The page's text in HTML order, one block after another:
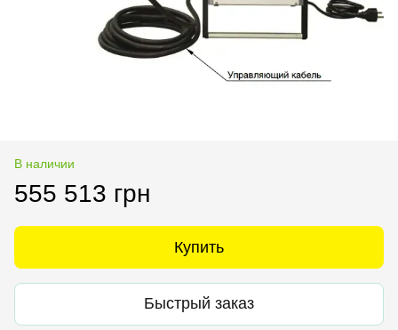
В наличии
555 513 грн
Купить
Быстрый заказ